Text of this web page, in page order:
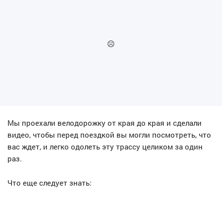
Мы проехали велодорожку от края до края и сделали
видео, чтобы перед поездкой вы могли посмотреть, что
вас ждет, и легко одолеть эту трассу целиком за один
раз.
Что еще следует знать: